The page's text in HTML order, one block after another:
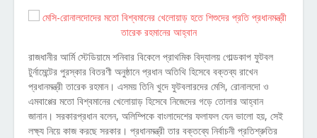
রাজধানীর আর্মি স্টেডিয়ামে শনিবার বিকেলে প্রাথমিক বিদ্যালয় গোল্ডকাপ ফুটবল
টুর্নামেন্টের পুরস্কার বিতরণী অনুষ্ঠানে প্রধান অতিথি হিসেবে বক্তব্য রাখেন
প্রধানমন্ত্রী তারেক রহমান। এসময় তিনি খুদে ফুটবলারদের মেসি, রোনালদো ও
এমবাপ্পের মতো বিশ্বমানের খেলোয়াড় হিসেবে নিজেদের গড়ে তোলার আহ্বান
জানান। সরকারপ্রধান বলেন, অলিম্পিকে বাংলাদেশের ফলাফল যেন ভালো হয়, সেই
লক্ষ্য নিয়ে কাজ করছে সরকার। প্রধানমন্ত্রী তার বক্তব্যে নির্বাচনী প্রতিশ্রুতির